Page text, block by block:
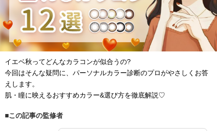
イエベ秋ってどんなカラコンが似合うの?
今回はそんな疑問に、パーソナルカラー診断のプロがやさしくお答
えします。
肌・瞳に映えるおすすめカラー&選び方を徹底解説♡
この記事の監修者